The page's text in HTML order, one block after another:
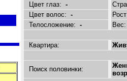
Цвет глаз: -
Цвет волос: -
Телосложение: -
Квартира:
Поиск половинки: